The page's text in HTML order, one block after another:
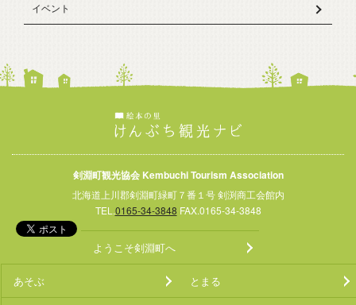
イベント
剣淵町観光協会 Kembuchi Tourism Association
北海道上川郡剣淵町緑町７番１号 剣渕商工会館内
TEL.0165-34-3848 FAX.0165-34-3848
ようこそ剣淵町へ
あそぶ とまる